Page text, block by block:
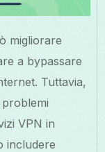
migliorare
a bypassare
Tuttavia,
VPN in
includere